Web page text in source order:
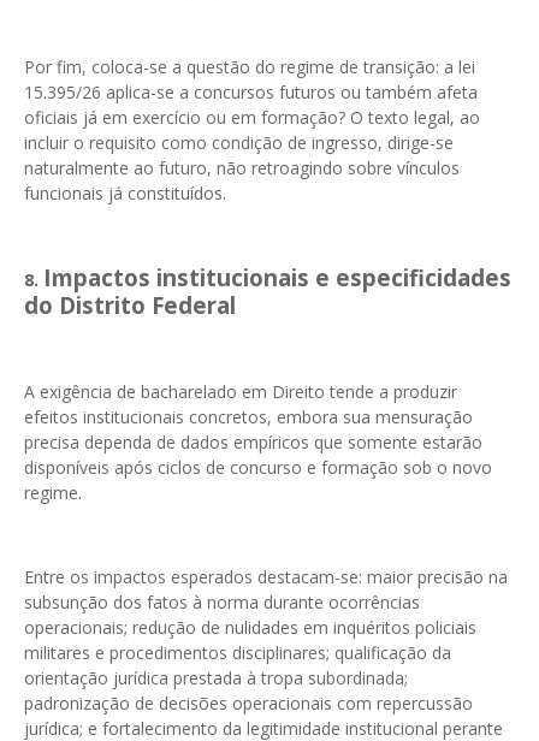
Por fim, coloca-se a questão do regime de transição: a lei
15.395/26 aplica-se a concursos futuros ou também afeta
oficiais já em exercício ou em formação? O texto legal, ao
incluir o requisito como condição de ingresso, dirige-se
naturalmente ao futuro, não retroagindo sobre vínculos
funcionais já constituídos.
8. Impactos institucionais e especificidades
do Distrito Federal
A exigência de bacharelado em Direito tende a produzir
efeitos institucionais concretos, embora sua mensuração
precisa dependa de dados empíricos que somente estarão
disponíveis após ciclos de concurso e formação sob o novo
regime.
Entre os impactos esperados destacam-se: maior precisão na
subsunção dos fatos à norma durante ocorrências
operacionais; redução de nulidades em inquéritos policiais
militares e procedimentos disciplinares; qualificação da
orientação jurídica prestada à tropa subordinada;
padronização de decisões operacionais com repercussão
jurídica; e fortalecimento da legitimidade institucional perante